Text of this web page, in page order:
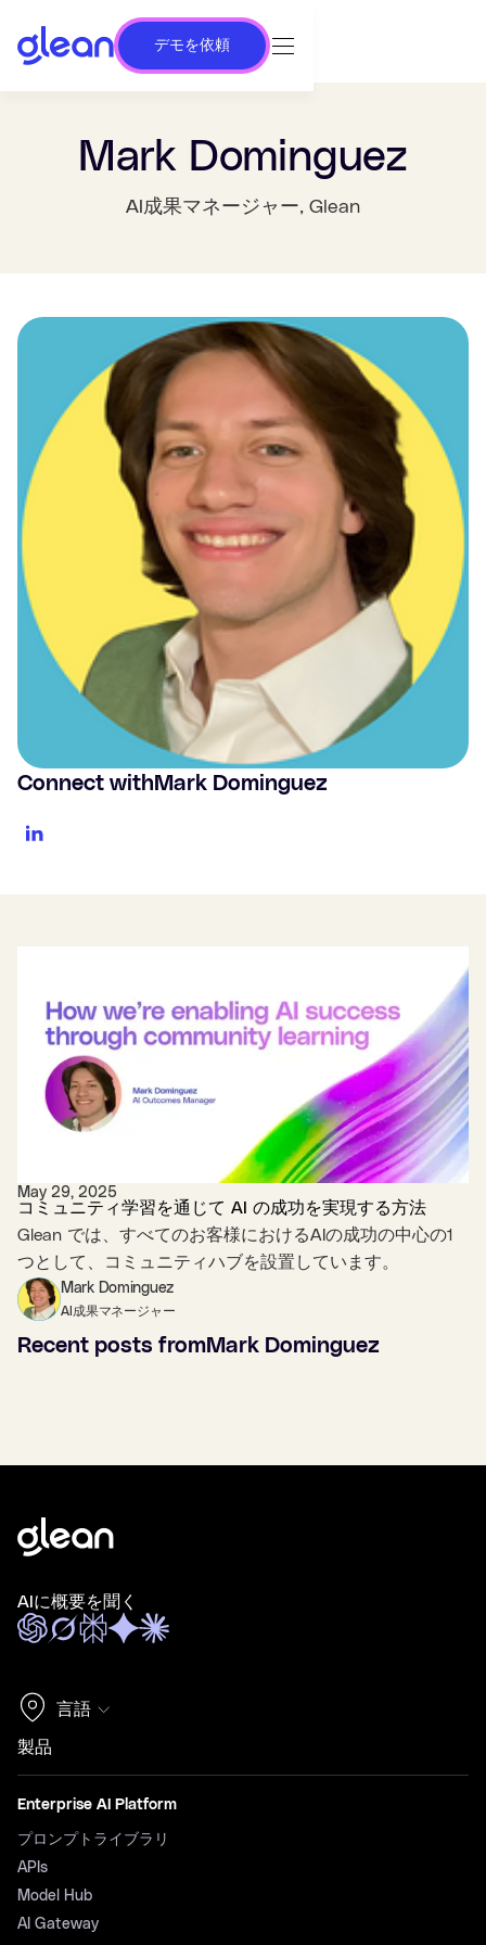
デモを依頼
Mark Dominguez
AI成果マネージャー, Glean
Connect with Mark Dominguez
Recent posts fromMark Dominguez
May 29, 2025
コミュニティ学習を通じて AI の成功を実現する方法
Glean では、すべてのお客様におけるAIの成功の中心の1
つとして、コミュニティハブを設置しています。
Mark Dominguez
AI成果マネージャー
AIに概要を聞く
言語
製品
Enterprise AI Platform
プロンプトライブラリ
APIs
Model Hub
AI Gateway